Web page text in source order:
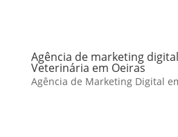
Agência de marketing
Veterinária em Oeiras
Agência de Marketing Digital